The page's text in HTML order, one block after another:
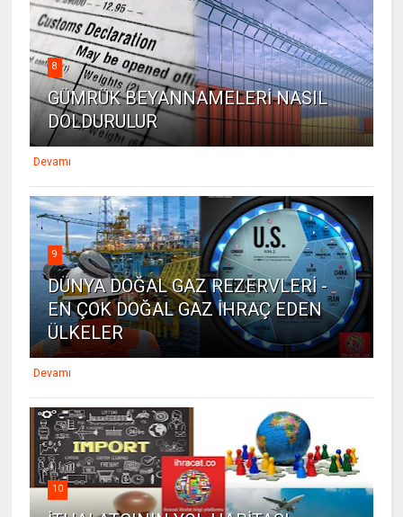
8
GÜMRÜK BEYANNAMELERİ NASIL
DOLDURULUR
Devamı
9
DÜNYA DOĞAL GAZ REZERVLERİ -
EN ÇOK DOĞAL GAZ İHRAÇ EDEN
ÜLKELER
Devamı
10